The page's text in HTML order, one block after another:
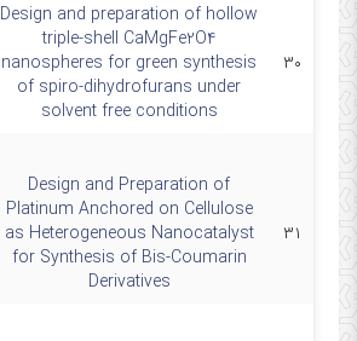
۳۰
Design and preparation of hollow
triple-shell CaMgFe2O4
nanospheres for green synthesis
of spiro-dihydrofurans under
solvent free conditions
۳۱
Design and Preparation of
Platinum Anchored on Cellulose
as Heterogeneous Nanocatalyst
for Synthesis of Bis-Coumarin
Derivatives